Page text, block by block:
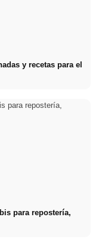
y recetas para el
para repostería,